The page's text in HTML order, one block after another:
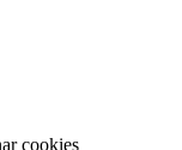
cookies